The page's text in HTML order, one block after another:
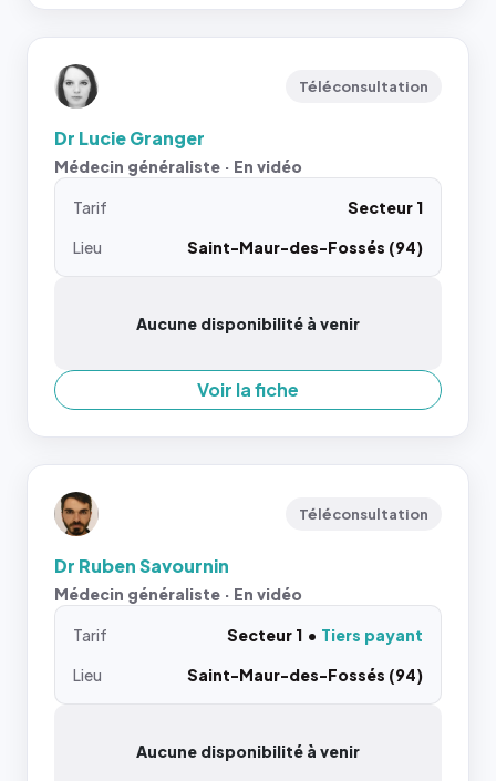
Téléconsultation
Dr Lucie Granger
Médecin généraliste · En vidéo
Tarif
Secteur 1
Lieu
Saint-Maur-des-Fossés (94)
Aucune disponibilité à venir
Voir la fiche
Téléconsultation
Dr Ruben Savournin
Médecin généraliste · En vidéo
Tarif Secteur 1
Tiers payant
Lieu
Saint-Maur-des-Fossés (94)
Aucune disponibilité à venir